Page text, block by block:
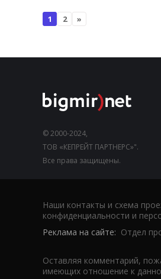
1 2 »
© 2000-2024,
ТОВ «КЕПРЕЙТ ПАРТНЕРС»".
Все права защищены.
Наши контакты и схема
конфиденциальности и
Реклама на сайте: Отдел
Оставляя комментарий,
имеющих отношение к